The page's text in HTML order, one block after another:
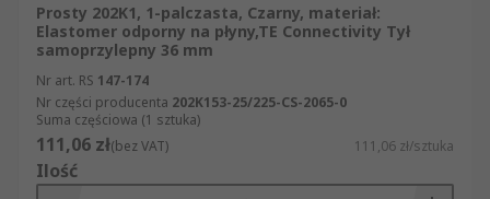
Prosty 202K1, 1-palczasta, Czarny, materiał:
Elastomer odporny na płyny,TE Connectivity Tył
samoprzylepny 36 mm
Nr art. RS 147-174
Nr części producenta 202K153-25/225-CS-2065-0
Suma częściowa (1 sztuka)
111,06 zł(bez VAT) 111,06 zł/sztuka
Ilość